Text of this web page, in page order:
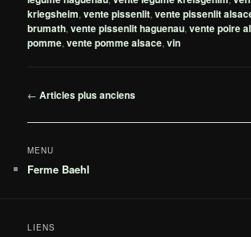
kriegsheim,vente pissenlit,vente pissenlit
brumath,vente pissenlit haguenau,vente poire
pomme,vente pomme alsace,vin
Navigation
articles
← Articles plus anciens
MENU
Ferme Baehl
LIENS